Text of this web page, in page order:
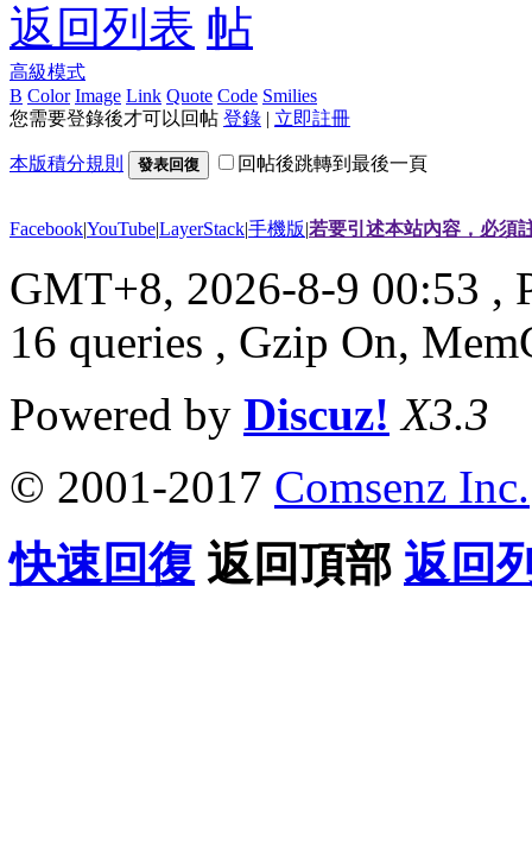
返回列表
高級模式
B Color Image Link Quote Code Smilies
您需要登錄後才可以回帖 登錄 | 立即註冊
本版積分規則 發表回復 回帖後跳轉到最後一頁
Facebook|YouTube|LayerStack|手機版|若要引述本站內容，必須
GMT+8, 2026-8-9 00:53 ,
16 queries , Gzip On,
Powered by Discuz! X3.3
© 2001-2017 Comsenz Inc.
快速回復 返回頂部 返回